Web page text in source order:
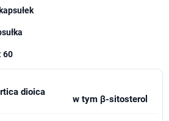
60
dioica
w tym β-sitosterol